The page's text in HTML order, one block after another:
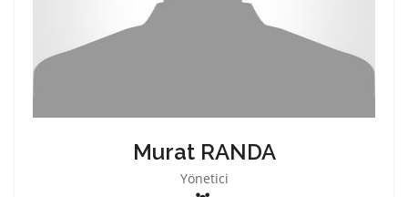
Murat RANDA
Yönetici